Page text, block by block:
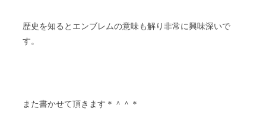
歴史を知るとエンブレムの意味も解り非常に興味深いで
す。
また書かせて頂きます＊＾＾＊